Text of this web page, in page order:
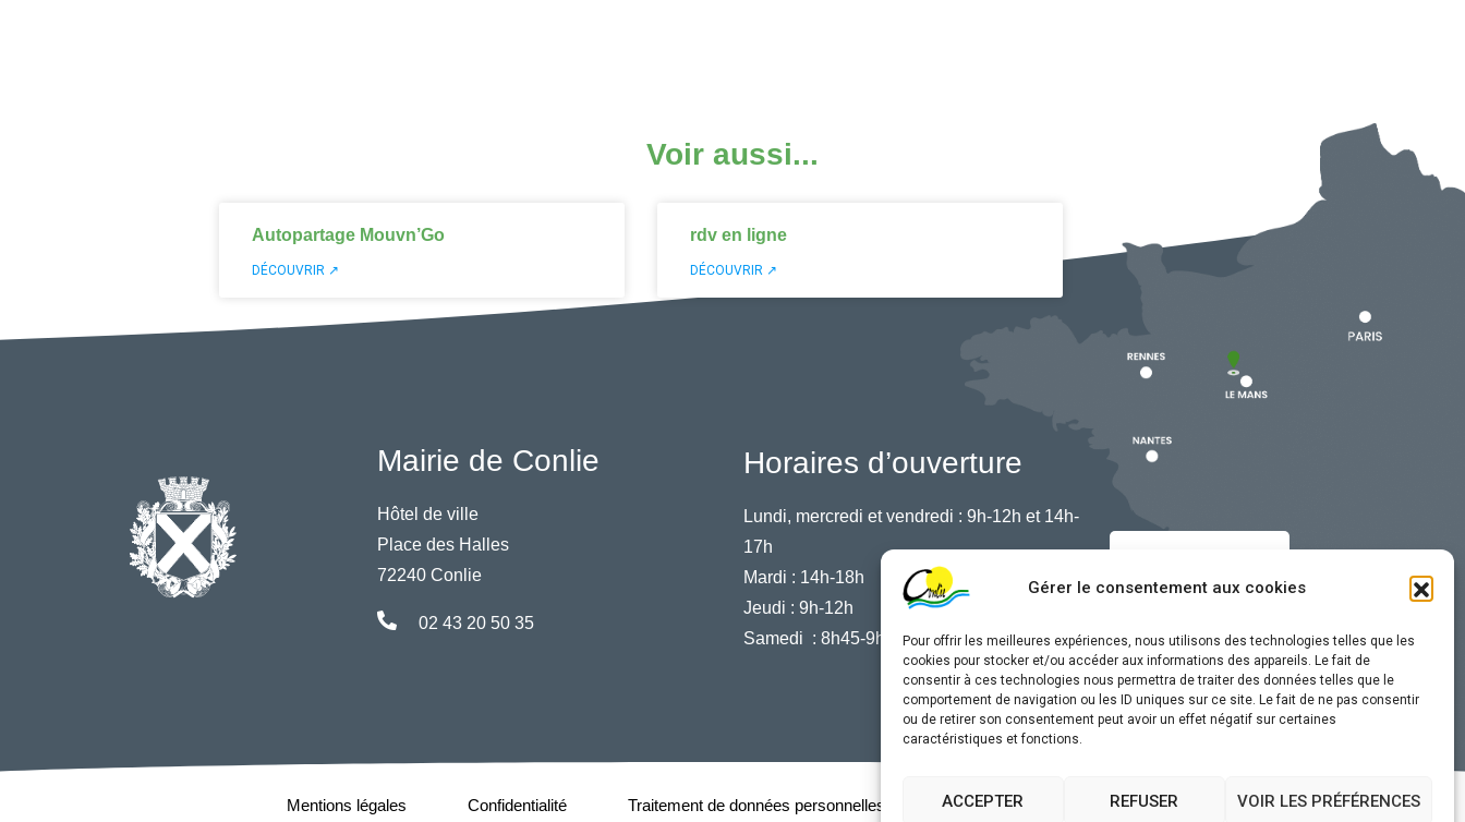
Gérer le consentement aux cookies
Pour offrir les meilleures expériences, nous utilisons des technologies telles que les
cookies pour stocker et/ou accéder aux informations des appareils. Le fait de
consentir à ces technologies nous permettra de traiter des données telles que le
comportement de navigation ou les ID uniques sur ce site. Le fait de ne pas consentir
ou de retirer son consentement peut avoir un effet négatif sur certaines
caractéristiques et fonctions.
ACCEPTER REFUSER VOIR LES PRÉFÉRENCES
Voir aussi...
Autopartage Mouvn’Go
DÉCOUVRIR ↗
rdv en ligne
DÉCOUVRIR ↗
Mairie de Conlie
Hôtel de ville
Place des Halles
72240 Conlie
02 43 20 50 35
Horaires d’ouverture
Lundi, mercredi et vendredi : 9h-12h et 14h-
17h
Mardi : 14h-18h
Jeudi : 9h-12h
Samedi : 8h45-9h45
Mentions légales Confidentialité Traitement de données personnelles Accessibilité Plan du site